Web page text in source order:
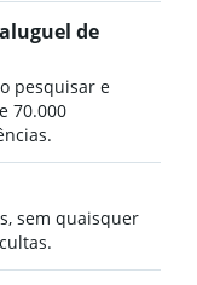
de
pesquisar e
70.000
sem quaisquer